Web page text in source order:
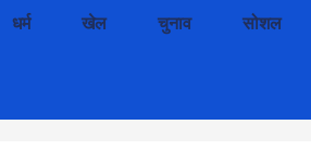
धर्म खेल चुनाव सोशल